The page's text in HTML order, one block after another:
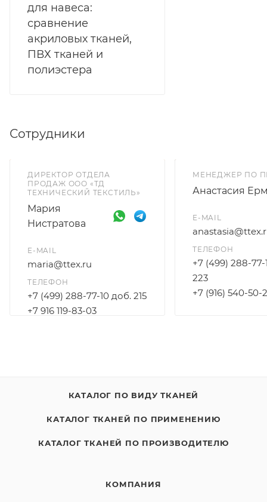
для навеса:
сравнение
акриловых тканей,
ПВХ тканей и
полиэстера
Сотрудники
ДИРЕКТОР ОТДЕЛА
ПРОДАЖ ООО «ТД
ТЕХНИЧЕСКИЙ ТЕКСТИЛЬ»
Мария
Нистратова
E-MAIL
maria@ttex.ru
ТЕЛЕФОН
+7 (499) 288-77-10 доб. 215
+7 916 119-83-03
МЕНЕДЖЕР ПО
Анастасия
E-MAIL
ТЕЛЕФОН
+7 (499) 288-77-
223
+7 (916) 540-50-
КАТАЛОГ ПО ВИДУ ТКАНЕЙ
КАТАЛОГ ТКАНЕЙ ПО ПРИМЕНЕНИЮ
КАТАЛОГ ТКАНЕЙ ПО ПРОИЗВОДИТЕЛЮ
КОМПАНИЯ